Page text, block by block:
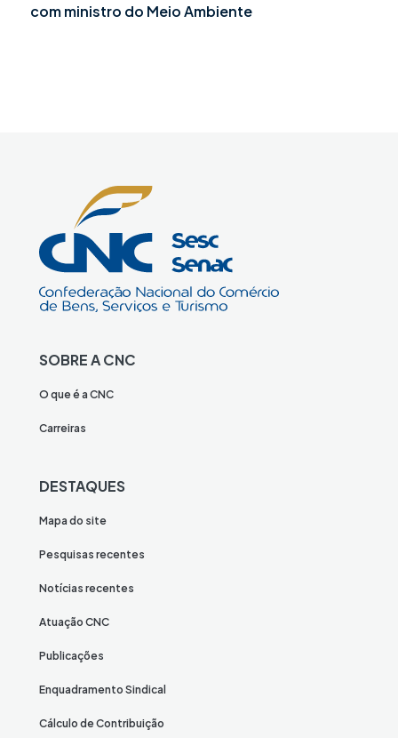
com ministro do Meio Ambiente
SOBRE A CNC
O que é a CNC
Carreiras
DESTAQUES
Mapa do site
Pesquisas recentes
Notícias recentes
Atuação CNC
Publicações
Enquadramento Sindical
Cálculo de Contribuição